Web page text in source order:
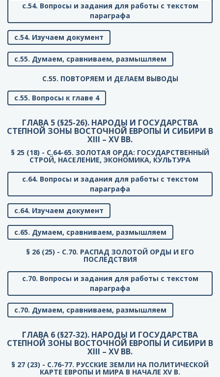
с.54. Вопросы и задания для работы с текстом
параграфа
с.54. Изучаем документ
с.55. Думаем, сравниваем, размышляем
C.55. ПОВТОРЯЕМ И ДЕЛАЕМ ВЫВОДЫ
с.55. Вопросы к главе 4
ГЛАВА 5 (§25-26). НАРОДЫ И ГОСУДАРСТВА
СТЕПНОЙ ЗОНЫ ВОСТОЧНОЙ ЕВРОПЫ И СИБИРИ В
XIII – XV ВВ.
§ 25 (18) - C.64-65. ЗОЛОТАЯ ОРДА: ГОСУДАРСТВЕННЫЙ
СТРОЙ, НАСЕЛЕНИЕ, ЭКОНОМИКА, КУЛЬТУРА
с.64. Вопросы и задания для работы с текстом
параграфа
с.64. Изучаем документ
с.65. Думаем, сравниваем, размышляем
§ 26 (25) - C.70. РАСПАД ЗОЛОТОЙ ОРДЫ И ЕГО
ПОСЛЕДСТВИЯ
с.70. Вопросы и задания для работы с текстом
параграфа
с.70. Думаем, сравниваем, размышляем
ГЛАВА 6 (§27-32). НАРОДЫ И ГОСУДАРСТВА
СТЕПНОЙ ЗОНЫ ВОСТОЧНОЙ ЕВРОПЫ И СИБИРИ В
XIII – XV ВВ.
§ 27 (23) - C.76-77. РУССКИЕ ЗЕМЛИ НА ПОЛИТИЧЕСКОЙ
КАРТЕ ЕВРОПЫ И МИРА В НАЧАЛЕ XV В.